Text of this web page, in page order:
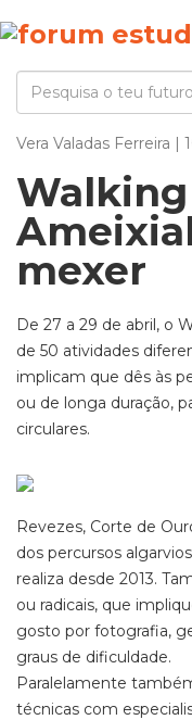
Vera Valadas Ferreira |
mexer
De 27 a 29 de abril, o
de 50 atividades
implicam que dês às
ou de longa duração,
circulares.
Revezes, Corte de
dos percursos
realiza desde 2013.
ou radicais, que
gosto por fotografia,
graus de dificuldade.
Paralelamente
técnicas com